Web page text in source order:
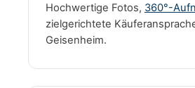
Hochwertige Fotos, 360°-
zielgerichtete
Geisenheim.